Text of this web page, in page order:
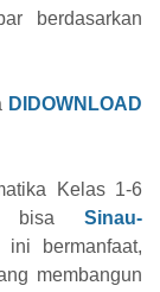
berdasarkan
DIDOWNLOAD
Kelas 1-6
bisa Sinau-
bermanfaat,
membangun